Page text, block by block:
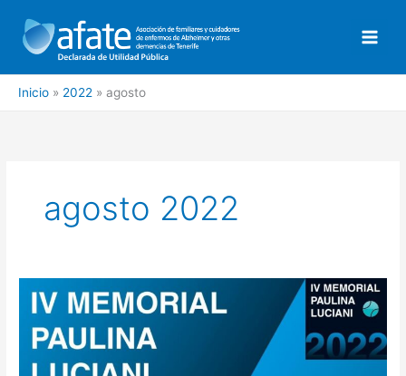
contenido
Inicio 2022 agosto
agosto 2022
PADEL